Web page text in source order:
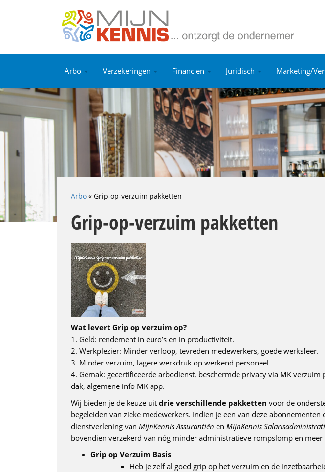
Arbo Verzekeringen Financiën Juridisch Marketing/
Arbo « Grip-op-verzuim pakketten
Grip-op-verzuim pakketten
Wat levert Grip op verzuim op?
1. Geld: rendement in euro’s en in productiviteit.
2. Werkplezier: Minder verloop, tevreden medewerkers, goede werksfeer.
3. Minder verzuim, lagere werkdruk op werkend personeel.
4. Gemak: gecertificeerde arbodienst, beschermde privacy via MK verzuim
dak, algemene info MK app.
Wij bieden je de keuze uit drie verschillende pakketten voor de
begeleiden van zieke medewerkers. Indien je een van deze
dienstverlening van MijnKennis Assurantiën en MijnKennis
bovendien verzekerd van nóg minder administratieve rompslomp en meer
Grip op Verzuim Basis
Heb je zelf al goed grip op het verzuim en de